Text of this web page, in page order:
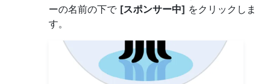
ーの名前の下で [スポンサー中] をクリックしま
す。